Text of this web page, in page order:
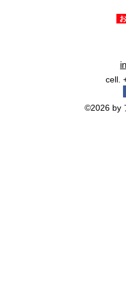
cell.
©2026 by